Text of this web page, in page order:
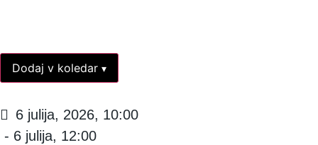
Dodaj v koledar ▾
6 julija, 2026, 10:00
- 6 julija, 12:00